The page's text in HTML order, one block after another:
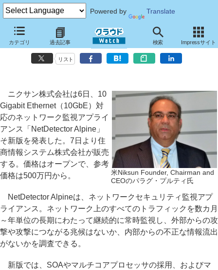
Powered by Translate
カテゴリ 過去記事 検索 Impressサイト
ニクサン、10GbE対応のネットワーク監視アプライアンス最新版
双方向で20Gbpsのパケットを取りこぼしなく取得
リスト
米Niksun Founder, Chairman and
CEOのパラグ・プルティ氏
ニクサン株式会社は6日、10
Gigabit Ethernet（10GbE）対
応のネットワーク監視アプライ
アンス「NetDetector Alpine」
そ新版を発表した。7日より住
商情報システム株式会社が販売
する。価格はオープンで、参考
価格は500万円から。
NetDetector Alpineは、ネットワークセキュリティ監視アプ
ライアンス。ネットワーク上のすべてのトラフィックを数カ月
～年単位の長期にわたって継続的に常時監視し、外部からの攻
撃や攻撃につながる兆候はないか、内部からの不正な情報流出
がないかを調査できる。
新版では、SOAやマルチコアプロセッサの採用、およびマ